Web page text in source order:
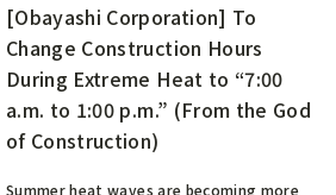
[Obayashi Corporation] To
Change Construction Hours
During Extreme Heat to “7:00
a.m. to 1:00 p.m.” (From the God
of Construction)
Summer heat waves are becoming more